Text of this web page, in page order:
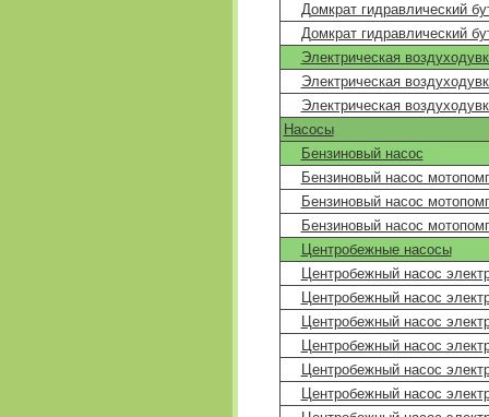
Домкрат гидравлический
Домкрат гидравлический
Электрическая
Электрическая
Электрическая
Насосы
Бензиновый насос
Бензиновый насос
Бензиновый насос
Бензиновый насос
Центробежные насосы
Центробежный насос
Центробежный насос
Центробежный насос
Центробежный насос
Центробежный насос
Центробежный насос